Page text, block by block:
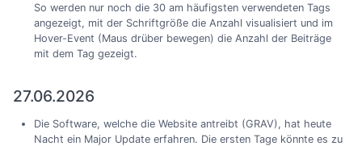
So werden nur noch die 30 am häufigsten verwendeten Tags
angezeigt, mit der Schriftgröße die Anzahl visualisiert und im
Hover-Event (Maus drüber bewegen) die Anzahl der Beiträge
mit dem Tag gezeigt.
27.06.2026
Die Software, welche die Website antreibt (GRAV), hat heute
Nacht ein Major Update erfahren. Die ersten Tage könnte es zu